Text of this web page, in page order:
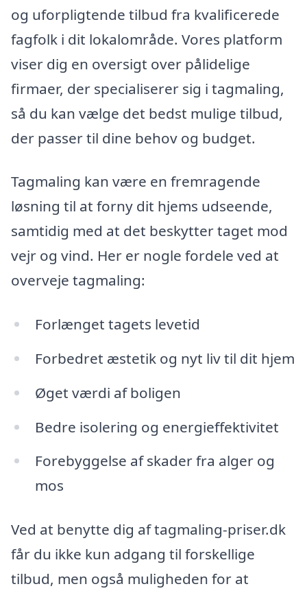
og uforpligtende tilbud fra kvalificerede
fagfolk i dit lokalområde. Vores platform
viser dig en oversigt over pålidelige
firmaer, der specialiserer sig i tagmaling,
så du kan vælge det bedst mulige tilbud,
der passer til dine behov og budget.
Tagmaling kan være en fremragende
løsning til at forny dit hjems udseende,
samtidig med at det beskytter taget mod
vejr og vind. Her er nogle fordele ved at
overveje tagmaling:
Forlænget tagets levetid
Forbedret æstetik og nyt liv til dit hjem
Øget værdi af boligen
Bedre isolering og energieffektivitet
Forebyggelse af skader fra alger og
mos
Ved at benytte dig af tagmaling-priser.dk
får du ikke kun adgang til forskellige
tilbud, men også muligheden for at